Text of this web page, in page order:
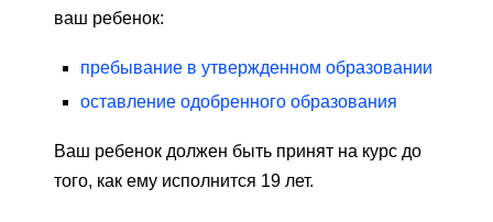
ваш ребенок:
пребывание в утвержденном образовании
оставление одобренного образования
Ваш ребенок должен быть принят на курс до
того, как ему исполнится 19 лет.